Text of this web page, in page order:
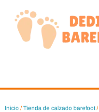
contenido
Inicio /Tienda de calzado barefoot/